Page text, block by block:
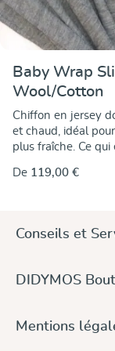
Baby Wrap
Wool/Cotton
Chiffon en jersey
et chaud, idéal
plus fraîche. Ce qui est bien avec ce tissu double face, c'est
coton de l'autre.
Combiné avec le
finement élastique
bien nouer et offre
tout en le
assurent la
De 119,00 €
Conseils et
DIDYMOS
Mentions